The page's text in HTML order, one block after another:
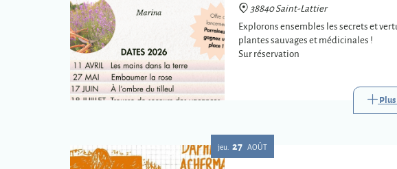
38840 Saint-Lattier
Explorons ensembles les secrets et
plantes sauvages et médicinales !
Sur réservation
jeu. 27 AOÛT